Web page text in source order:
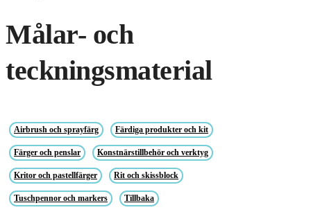
Målar- och
teckningsmaterial
Airbrush och sprayfärg Färdiga produkter och kit
Färger och penslar Konstnärstillbehör och verktyg
Kritor och pastellfärger Rit och skissblock
Tuschpennor och markers Tillbaka